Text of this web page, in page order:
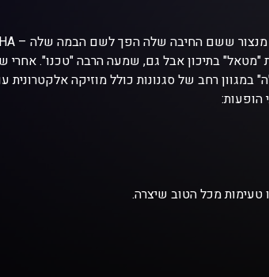
"מטאל" בתיכון אבל גם, שמעה הרבה "טכנו". אחרי
במגוון רחב של סגנונות כולל מוזיקה אלקטרונית
טעימות מכל הטוב שיצרה.